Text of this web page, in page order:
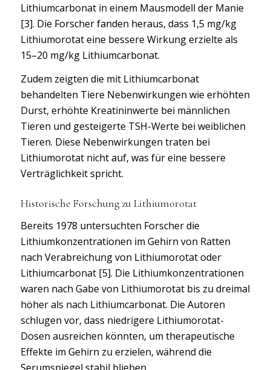
Lithiumcarbonat in einem Mausmodell der Manie
[3]. Die Forscher fanden heraus, dass 1,5 mg/kg
Lithiumorotat eine bessere Wirkung erzielte als
15–20 mg/kg Lithiumcarbonat.
Zudem zeigten die mit Lithiumcarbonat
behandelten Tiere Nebenwirkungen wie erhöhten
Durst, erhöhte Kreatininwerte bei männlichen
Tieren und gesteigerte TSH-Werte bei weiblichen
Tieren. Diese Nebenwirkungen traten bei
Lithiumorotat nicht auf, was für eine bessere
Verträglichkeit spricht.
Historische Forschung zu Lithiumorotat
Bereits 1978 untersuchten Forscher die
Lithiumkonzentrationen im Gehirn von Ratten
nach Verabreichung von Lithiumorotat oder
Lithiumcarbonat [5]. Die Lithiumkonzentrationen
waren nach Gabe von Lithiumorotat bis zu dreimal
höher als nach Lithiumcarbonat. Die Autoren
schlugen vor, dass niedrigere Lithiumorotat-
Dosen ausreichen könnten, um therapeutische
Effekte im Gehirn zu erzielen, während die